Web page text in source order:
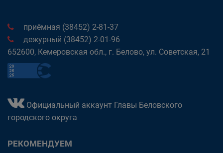
приёмная (38452) 2-81-37
дежурный (38452) 2-01-96
652600, Кемеровская обл., г. Белово, ул. Советская, 21
Официальный аккаунт Главы Беловского
городского округа
РЕКОМЕНДУЕМ